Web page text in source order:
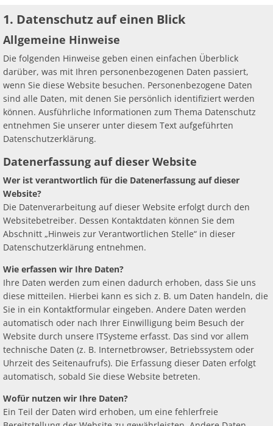
1. Datenschutz auf einen Blick
Allgemeine Hinweise
Die folgenden Hinweise geben einen einfachen Überblick
darüber, was mit Ihren personenbezogenen Daten passiert,
wenn Sie diese Website besuchen. Personenbezogene Daten
sind alle Daten, mit denen Sie persönlich identifiziert werden
können. Ausführliche Informationen zum Thema Datenschutz
entnehmen Sie unserer unter diesem Text aufgeführten
Datenschutzerklärung.
Datenerfassung auf dieser Website
Wer ist verantwortlich für die Datenerfassung auf dieser
Website?
Die Datenverarbeitung auf dieser Website erfolgt durch den
Websitebetreiber. Dessen Kontaktdaten können Sie dem
Abschnitt „Hinweis zur Verantwortlichen Stelle“ in dieser
Datenschutzerklärung entnehmen.
Wie erfassen wir Ihre Daten?
Ihre Daten werden zum einen dadurch erhoben, dass Sie uns
diese mitteilen. Hierbei kann es sich z. B. um Daten handeln, die
Sie in ein Kontaktformular eingeben. Andere Daten werden
automatisch oder nach Ihrer Einwilligung beim Besuch der
Website durch unsere ITSysteme erfasst. Das sind vor allem
technische Daten (z. B. Internetbrowser, Betriebssystem oder
Uhrzeit des Seitenaufrufs). Die Erfassung dieser Daten erfolgt
automatisch, sobald Sie diese Website betreten.
Wofür nutzen wir Ihre Daten?
Ein Teil der Daten wird erhoben, um eine fehlerfreie